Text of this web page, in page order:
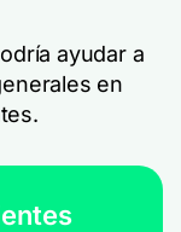
ayudar a
en